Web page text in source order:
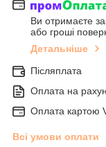
Ви отримаєте
або гроші
Детальніше
Післяплата
Оплата на
Оплата картою
Всі умови оплати